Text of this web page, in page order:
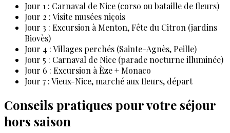
Jour 1 : Carnaval de Nice (corso ou bataille de fleurs)
Jour 2 : Visite musées niçois
Jour 3 : Excursion à Menton, Fête du Citron (jardins
Biovès)
Jour 4 : Villages perchés (Sainte-Agnès, Peille)
Jour 5 : Carnaval de Nice (parade nocturne illuminée)
Jour 6 : Excursion à Èze + Monaco
Jour 7 : Vieux-Nice, marché aux fleurs, départ
Conseils pratiques pour votre séjour
hors saison